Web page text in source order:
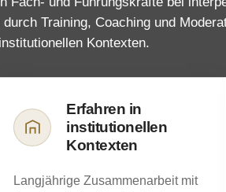
Training, Coaching und
Kontexten.
Erfahren in
institutionellen
Kontexten
Langjährige Zusammenarbeit mit